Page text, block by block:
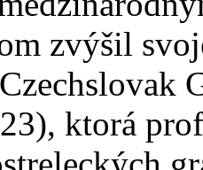
zvýšil
ktorá